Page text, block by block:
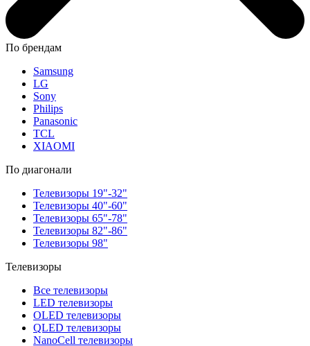
По брендам
Samsung
LG
Sony
Philips
Panasonic
TCL
XIAOMI
По диагонали
Телевизоры 19"-32"
Телевизоры 40"-60"
Телевизоры 65"-78"
Телевизоры 82"-86"
Телевизоры 98"
Телевизоры
Все телевизоры
LED телевизоры
OLED телевизоры
QLED телевизоры
NanoCell телевизоры